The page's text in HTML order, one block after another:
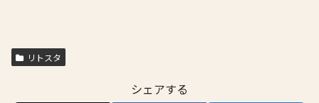
リトスタ
シェアする